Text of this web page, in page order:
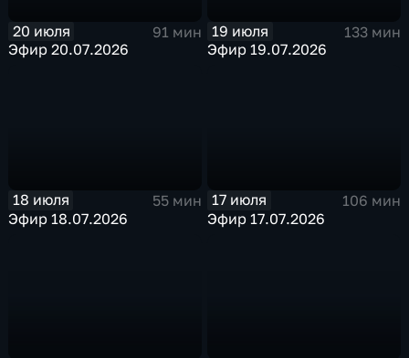
20 июля
91 мин
Эфир 20.07.2026
19 июля
133 мин
Эфир 19.07.2026
18 июля
55 мин
Эфир 18.07.2026
17 июля
106 мин
Эфир 17.07.2026